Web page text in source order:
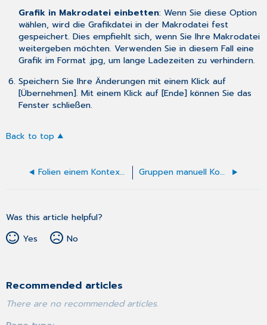
Grafik in Makrodatei einbetten: Wenn Sie diese Option
wählen, wird die Grafikdatei in der Makrodatei fest
gespeichert. Dies empfiehlt sich, wenn Sie Ihre Makrodatei
weitergeben möchten. Verwenden Sie in diesem Fall eine
Grafik im Format .jpg, um lange Ladezeiten zu verhindern.
Speichern Sie Ihre Änderungen mit einem Klick auf
[Übernehmen]. Mit einem Klick auf [Ende] können Sie das
Fenster schließen.
Back to top
Folien einem Kontext zuordnen Gruppen manuell Kontexten zuordnen
Was this article helpful?
Yes
No
Recommended articles
There are no recommended articles.